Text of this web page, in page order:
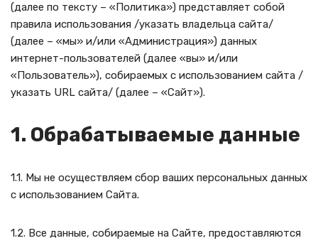
(далее по тексту – «Политика») представляет собой
правила использования /указать владельца сайта/
(далее – «мы» и/или «Администрация») данных
интернет-пользователей (далее «вы» и/или
«Пользователь»), собираемых с использованием сайта /
указать URL сайта/ (далее – «Сайт»).
1. Обрабатываемые данные
1.1. Мы не осуществляем сбор ваших персональных данных
с использованием Сайта.
1.2. Все данные, собираемые на Сайте, предоставляются